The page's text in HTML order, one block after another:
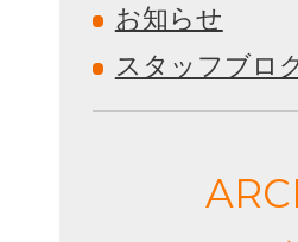
お知らせ
スタッフブロ